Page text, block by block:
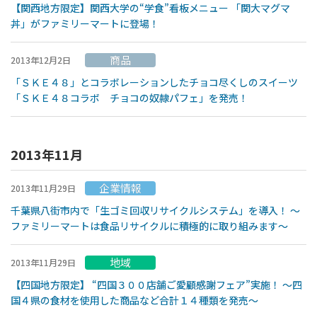
【関西地方限定】関西大学の“学食”看板メニュー 「関大マグマ
丼」がファミリーマートに登場！
2013年12月2日 商品
「ＳＫＥ４８」とコラボレーションしたチョコ尽くしのスイーツ
「ＳＫＥ４８コラボ チョコの奴隷パフェ」を発売！
2013年11月
2013年11月29日 企業情報
千葉県八街市内で「生ゴミ回収リサイクルシステム」を導入！ 〜
ファミリーマートは食品リサイクルに積極的に取り組みます〜
2013年11月29日 地域
【四国地方限定】 “四国３００店舗ご愛顧感謝フェア”実施！ 〜四
国４県の食材を使用した商品など合計１４種類を発売〜